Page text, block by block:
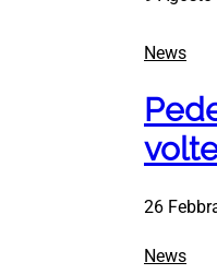
News
26
News